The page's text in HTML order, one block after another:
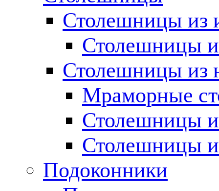
Столешницы из
Столешницы
Столешницы из
Мраморные
Столешницы
Столешницы
Подоконники